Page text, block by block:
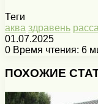
Теги
аква здравень
01.07.2025
0 Время чтения: 6
ПОХОЖИЕ